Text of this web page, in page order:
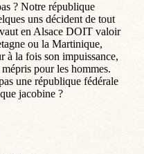
? Notre république
uns décident de tout
en Alsace DOIT valoir
ou la Martinique,
à la fois son impuissance,
pour les hommes.
une république fédérale
jacobine ?